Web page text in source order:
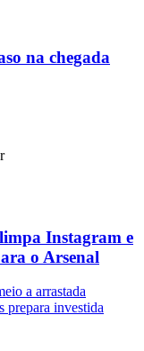
na chegada
Instagram e
o Arsenal
a arrastada
prepara investida